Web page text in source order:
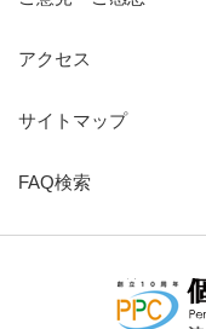
アクセス
サイトマップ
FAQ検索